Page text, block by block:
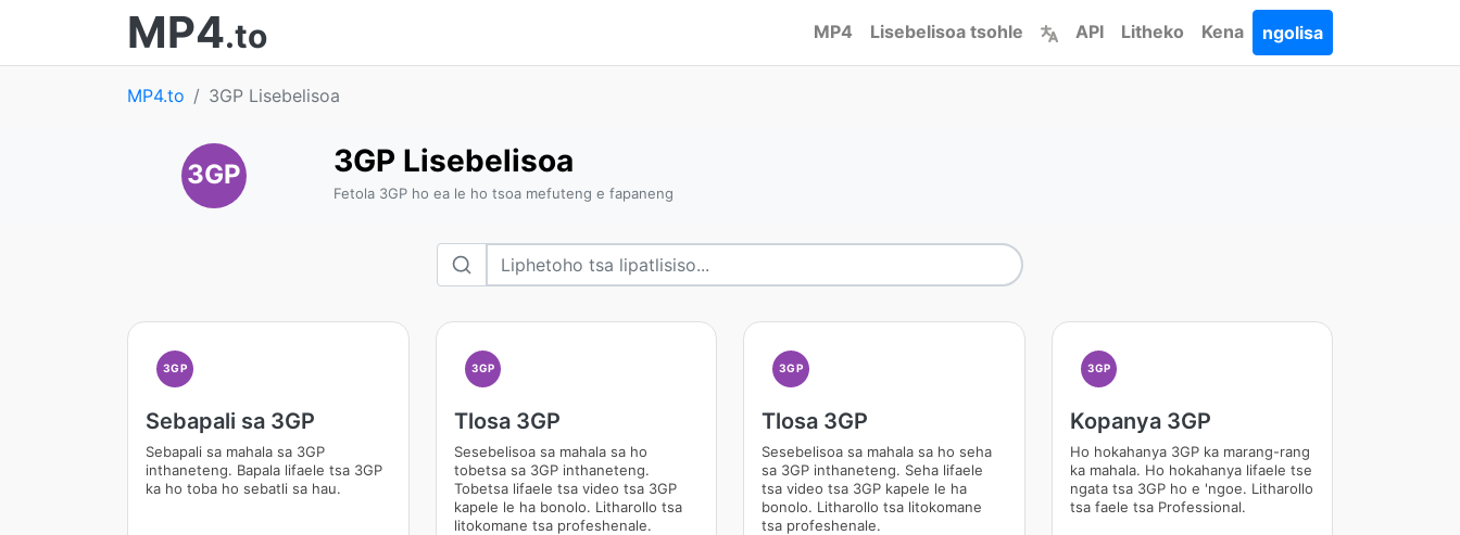
MP4.to MP4 Lisebelisoa tsohle API Litheko Kena ngolisa
MP4.to 3GP Lisebelisoa
3GP 3GP Lisebelisoa
Fetola 3GP ho ea le ho tsoa mefuteng e fapaneng
3GP
Sebapali sa 3GP
Sebapali sa mahala sa 3GP
inthaneteng. Bapala lifaele tsa 3GP
ka ho toba ho sebatli sa hau.
3GP
Tlosa 3GP
Sesebelisoa sa mahala sa ho
tobetsa sa 3GP inthaneteng.
Tobetsa lifaele tsa video tsa 3GP
kapele le ha bonolo. Litharollo tsa
litokomane tsa profeshenale.
3GP
Tlosa 3GP
Sesebelisoa sa mahala sa ho seha
sa 3GP inthaneteng. Seha lifaele
tsa video tsa 3GP kapele le ha
bonolo. Litharollo tsa litokomane
tsa profeshenale.
3GP
Kopanya 3GP
Ho hokahanya 3GP ka marang-rang
ka mahala. Ho hokahanya lifaele tse
ngata tsa 3GP ho e 'ngoe. Litharollo
tsa faele tsa Professional.